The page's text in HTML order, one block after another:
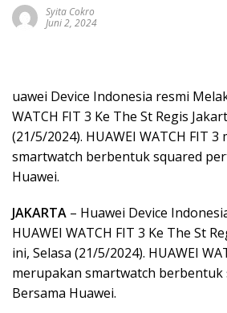
Syita Cokro
Juni 2, 2024
uawei Device Indonesia resmi
WATCH FIT 3 Ke The St Regis
(21/5/2024). HUAWEI WATCH FIT
smartwatch berbentuk squared
Huawei.
JAKARTA – Huawei Device
HUAWEI WATCH FIT 3 Ke The St
ini, Selasa (21/5/2024). HUAWEI
merupakan smartwatch berbentuk
Bersama Huawei.